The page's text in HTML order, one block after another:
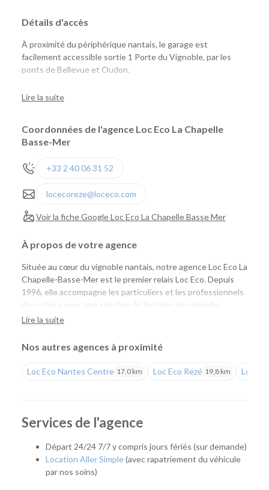
Détails d'accès
À proximité du périphérique nantais, le garage est
facilement accessible sortie 1 Porte du Vignoble, par les
ponts de Bellevue et Oudon.
Lire la suite
Coordonnées de l'agence Loc Eco La Chapelle
Basse-Mer
+33 2 40 06 31 52
locecoreze@loceco.com
Voir la fiche Google Loc Eco La Chapelle Basse Mer
À propos de votre agence
Située au cœur du vignoble nantais, notre agence Loc Eco La
Chapelle-Basse-Mer est le premier relais Loc Eco. Depuis
1996, elle accompagne les particuliers et les professionnels
du secteur avec une solution de location de véhicules
simple, économique et de proximité. Installée au sein du
voiture ou un utilitaire tout en bénéficiant d'un accueil
personnalisé et de l'expertise d'une équipe implantée
localement depuis de nombreuses années.
Que vous prépariez un déménagement, des travaux, un
déplacement professionnel ou un départ en vacances, notre
besoins. Son emplacement est idéal pour les habitants de
Divatte-sur-Loire, Le Loroux-Bottereau, Le Cellier, Oudon et
plus largement de tout le vignoble nantais.
Lire la suite
Nos autres agences à proximité
Loc Eco Nantes Centre 17,0 km Loc Eco Rezé 19,8 km Loc
Services de l'agence
Départ 24/24 7/7 y compris jours fériés (sur demande)
Location Aller Simple(avec rapatriement du véhicule
par nos soins)